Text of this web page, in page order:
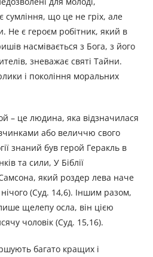
сумління, що це не гріх, але
Не є героєм робітник, який в
насмівається з Бога, з його
зневажає святі Тайни.
і покоління моральних
– це людина, яка відзначилася
або величчю свого
знаний був герой Геракль в
та сили, У Біблії
який роздер лева наче
(Суд. 14,6). Іншим разом,
щелепу осла, він цією
чоловік (Суд. 15,16).
багато кращих і